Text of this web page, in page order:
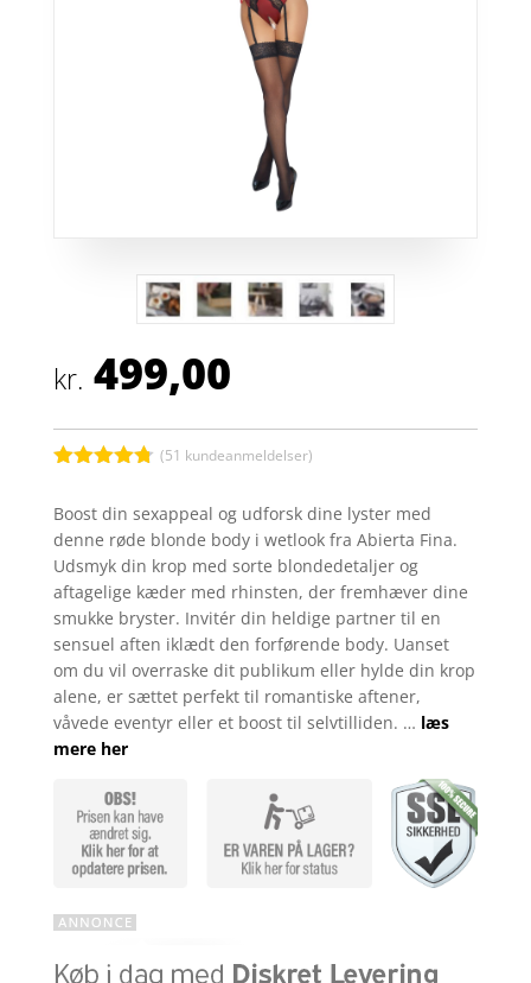
kr. 499,00
ud af 5
baseret på
kundebedø
mmelser
(51 kundeanmeldelser)
Boost din sexappeal og udforsk dine lyster med
denne røde blonde body i wetlook fra Abierta Fina.
Udsmyk din krop med sorte blondedetaljer og
aftagelige kæder med rhinsten, der fremhæver dine
smukke bryster. Invitér din heldige partner til en
sensuel aften iklædt den forførende body. Uanset
om du vil overraske dit publikum eller hylde din krop
alene, er sættet perfekt til romantiske aftener,
våvede eventyr eller et boost til selvtilliden. … læs
mere her